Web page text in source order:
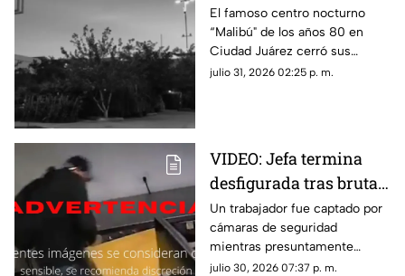
Aseguran que hombre
con patas de cabra se
apareció en lo que hoy
es conocida tienda en
El famoso centro nocturno
“Malibú" de los años 80 en
Ciudad Juárez cerró sus
puertas tras una terrorífica
julio 31, 2026 02:25 p. m.
VIDEO: Jefa termina
desfigurada tras brutal
ataque de su empleado
por no pagarle
liquiación
Un trabajador fue captado por
cámaras de seguridad
mientras presuntamente
golpeaba a su jefa en repetidas
julio 30, 2026 07:37 p. m.